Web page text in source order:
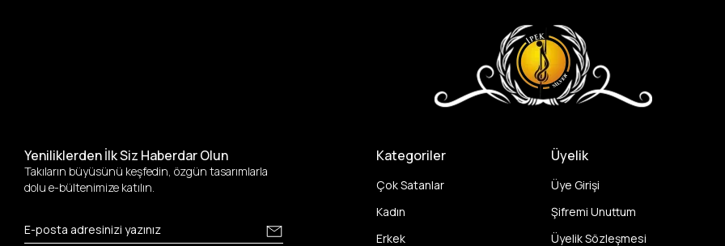
Yeniliklerden İlk Siz Haberdar Olun
Takıların büyüsünü keşfedin, özgün tasarımlarla
dolu e-bültenimize katılın.
Kategoriler
Çok Satanlar
Kadın
Erkek
Üyelik
Üye Girişi
Şifremi Unuttum
Üyelik Sözleşmesi